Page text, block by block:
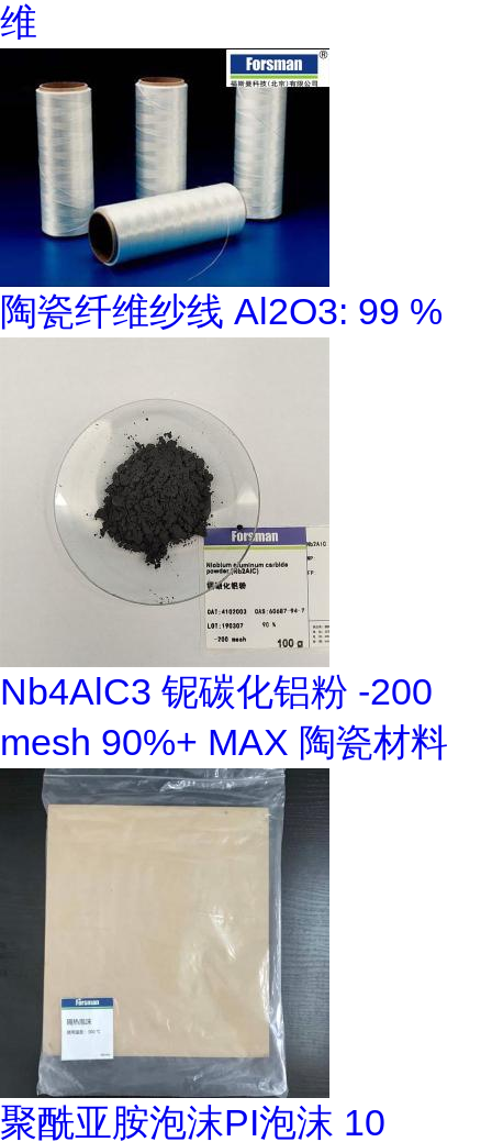
维
陶瓷纤维纱线 Al2O3: 99 %
Nb4AlC3 铌碳化铝粉 -200
mesh 90%+ MAX 陶瓷材料
聚酰亚胺泡沫PI泡沫 10